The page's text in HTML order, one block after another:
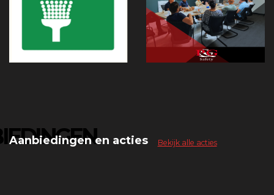
Aanbiedingen en acties Bekijk alle acties